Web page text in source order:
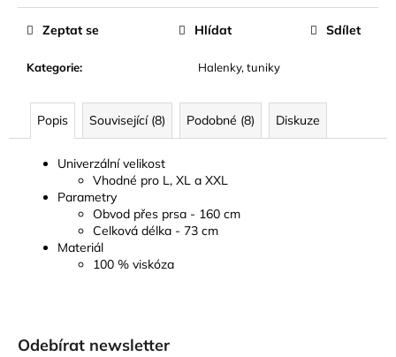
Kategorie: Halenky, tuniky
Zeptat se Hlídat Sdílet
Popis Související (8) Podobné (8) Diskuze
Univerzální velikost
Vhodné pro L, XL a XXL
Parametry
Obvod přes prsa - 160 cm
Celková délka - 73 cm
Materiál
100 % viskóza
Odebírat newsletter